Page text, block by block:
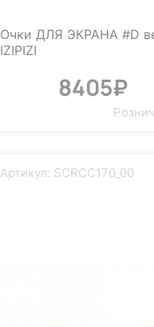
Очки ДЛЯ ЭКРАНА #D
IZIPIZI
8405₽
Артикул: SCRCC170_00